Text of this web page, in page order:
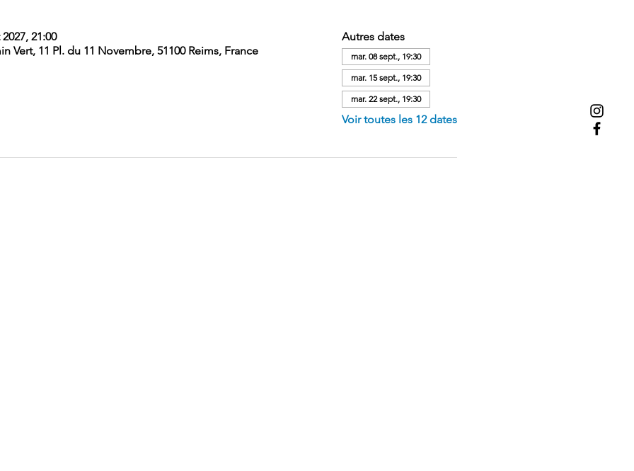
21:00
Vert, 11 Pl. du 11 Novembre, 51100 Reims, France
Autres dates
mar. 08 sept., 19:30
mar. 15 sept., 19:30
mar. 22 sept., 19:30
Voir toutes les 12 dates